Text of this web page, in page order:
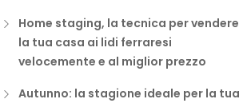
Home staging, la tecnica per vendere
la tua casa ai lidi ferraresi
velocemente e al miglior prezzo
Autunno: la stagione ideale per la tua